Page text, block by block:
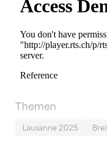
Themen
Lausanne 2025